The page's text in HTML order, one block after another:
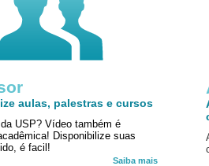
aulas, palestras e cursos
USP? Vídeo também é
Disponibilize suas
é facil!
Saiba mais